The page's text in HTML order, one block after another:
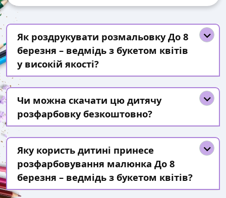
Як роздрукувати розмальовку До 8
березня – ведмідь з букетом квітів
у високій якості?
Чи можна скачати цю дитячу
розфарбовку безкоштовно?
Яку користь дитині принесе
розфарбовування малюнка До 8
березня – ведмідь з букетом квітів?